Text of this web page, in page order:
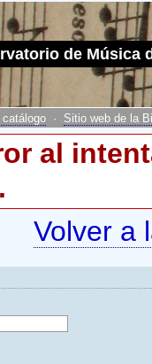
de Música
· Sitio web de la
al
Volver a